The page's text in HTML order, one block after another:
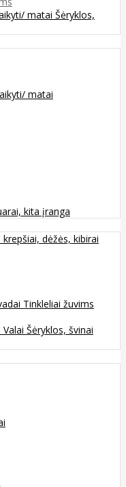
matai Šėryklos,
matai
kita įranga
krepšiai, dėžės, kibirai
Tinkleliai žuvims
Valai Šėryklos, švinai